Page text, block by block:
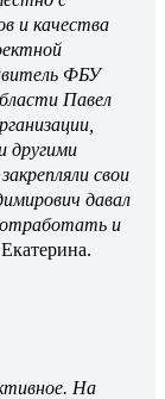
и качества
ФБУ
Павел
другими
свои
давал
отработать и
На